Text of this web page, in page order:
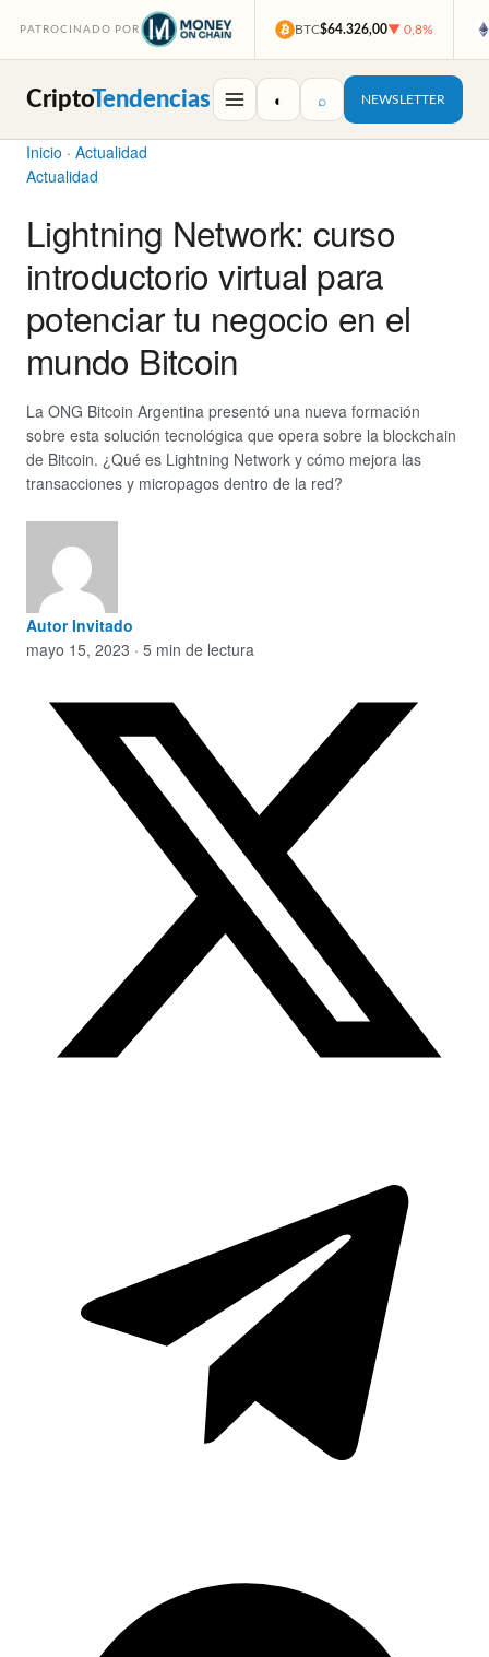
PATROCINADO POR BTC$64.326,00▼ 0,8%
CriptoTendencias ◐ ⌕ NEWSLETTER
Inicio · Actualidad
Actualidad
Lightning Network: curso
introductorio virtual para
potenciar tu negocio en el
mundo Bitcoin
La ONG Bitcoin Argentina presentó una nueva formación
sobre esta solución tecnológica que opera sobre la blockchain
de Bitcoin. ¿Qué es Lightning Network y cómo mejora las
transacciones y micropagos dentro de la red?
Autor Invitado
mayo 15, 2023 · 5 min de lectura